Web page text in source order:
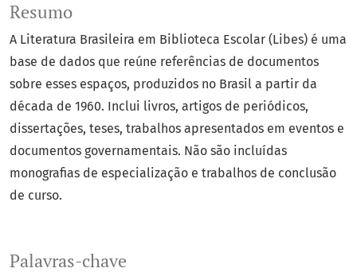
Palavras-chave
Resumo
A Literatura Brasileira em Biblioteca Escolar (Libes) é uma
base de dados que reúne referências de documentos
sobre esses espaços, produzidos no Brasil a partir da
década de 1960. Inclui livros, artigos de periódicos,
dissertações, teses, trabalhos apresentados em eventos e
documentos governamentais. Não são incluídas
monografias de especialização e trabalhos de conclusão
de curso.